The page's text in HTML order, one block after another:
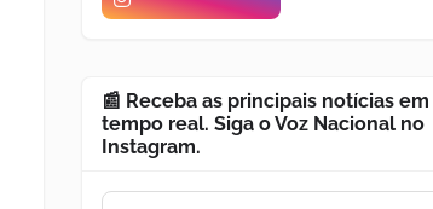
📰 Receba as principais notícias em
tempo real. Siga o Voz Nacional no
Instagram.